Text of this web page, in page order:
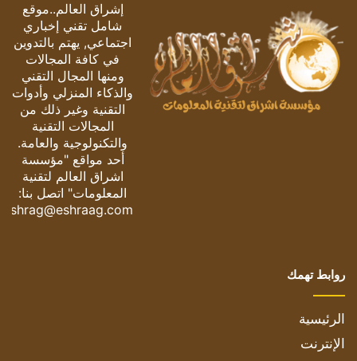
إشراق العالم..موقع
شامل تقني إخباري
اجتماعي, يهتم بالتدوين
في كافة المجالات
ومنها المجال التقني
والذكاء المنزلي وأدوات
التقنية وغير ذلك من
المجالات التقنية
والتكنولوجية والعامة.
أحد مواقع "مؤسسة
اشراق العالم لتقنية
المعلومات" اتصل بنا:
eshrag@eshraag.com
روابط تهمك
الرئيسية
الإنترنت